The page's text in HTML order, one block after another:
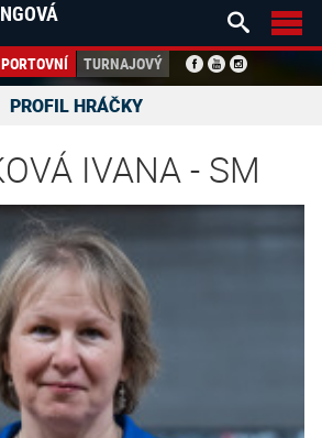
TURNAJOVÝ
 
PROFIL HRÁČKY
IVANA - SM